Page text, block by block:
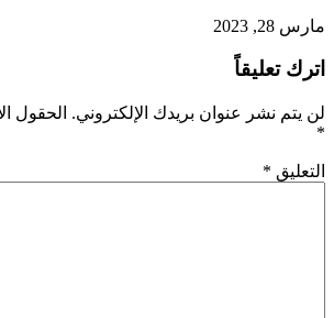
مارس 28, 2023
اترك تعليقاً
لن يتم نشر عنوان بريدك الإلكتروني. الحقول
*
التعليق *